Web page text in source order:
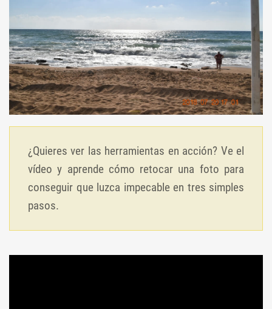
¿Quieres ver las herramientas en acción? Ve el
vídeo y aprende cómo retocar una foto para
conseguir que luzca impecable en tres simples
pasos.